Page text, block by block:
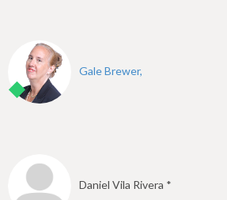
Gale Brewer,
Daniel Vila Rivera *